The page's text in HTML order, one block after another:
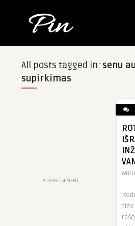
All posts tagged in: senu
supirkimas
ADVERTISEMENT
tiek